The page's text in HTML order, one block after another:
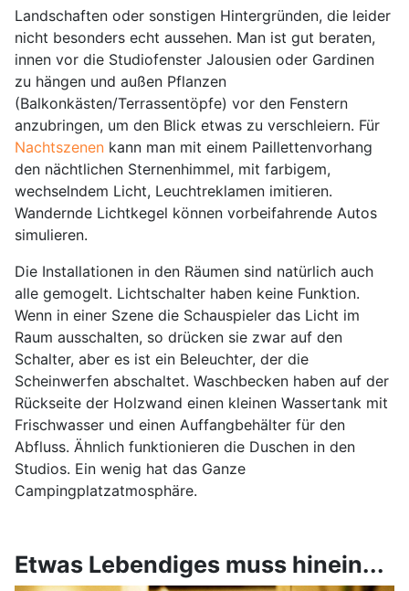
Landschaften oder sonstigen Hintergründen, die leider
nicht besonders echt aussehen. Man ist gut beraten,
innen vor die Studiofenster Jalousien oder Gardinen
zu hängen und außen Pflanzen
(Balkonkästen/Terrassentöpfe) vor den Fenstern
anzubringen, um den Blick etwas zu verschleiern. Für
Nachtszenen kann man mit einem Paillettenvorhang
den nächtlichen Sternenhimmel, mit farbigem,
wechselndem Licht, Leuchtreklamen imitieren.
Wandernde Lichtkegel können vorbeifahrende Autos
simulieren.
Die Installationen in den Räumen sind natürlich auch
alle gemogelt. Lichtschalter haben keine Funktion.
Wenn in einer Szene die Schauspieler das Licht im
Raum ausschalten, so drücken sie zwar auf den
Schalter, aber es ist ein Beleuchter, der die
Scheinwerfen abschaltet. Waschbecken haben auf der
Rückseite der Holzwand einen kleinen Wassertank mit
Frischwasser und einen Auffangbehälter für den
Abfluss. Ähnlich funktionieren die Duschen in den
Studios. Ein wenig hat das Ganze
Campingplatzatmosphäre.
Etwas Lebendiges muss hinein...